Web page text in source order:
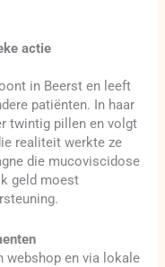
actie
in Beerst en leeft
patiënten. In haar
twintig pillen en volgt
realiteit werkte ze
die mucoviscidose
geld moest
webshop en via lokale